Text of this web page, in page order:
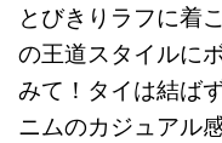
とびきりラフに着
の王道スタイルに
みて！タイは結ば
ニムのカジュアル